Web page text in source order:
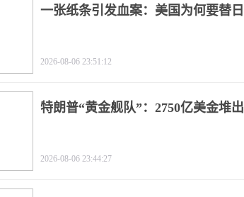
一张纸条引发血案：美国为何要替日
2026-08-06 23:51:12
特朗普“黄金舰队”：2750亿美金堆
2026-08-06 23:44:27